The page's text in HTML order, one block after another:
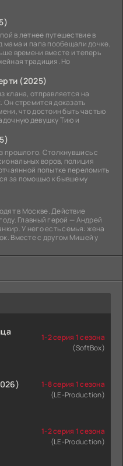
в летнее путешествие в
мама и папа пообещали дочке,
времени вместе и теперь
традиция. Но
(2025)
клана, отправляется на
Он стремится доказать
что достоин быть частью
девушку Тию и
прошлого. Столкнувшись с
воров, полиция
попытке переломить
за помощью к бывшему
в Москве. Действие
Главный герой — Андрей
У него есть семья: жена
Вместе с другом Мишей у
1-2 серия 1 сезона
(SoftBox)
1-8 серия 1 сезона
(LE-Production)
1-2 серия 1 сезона
(LE-Production)